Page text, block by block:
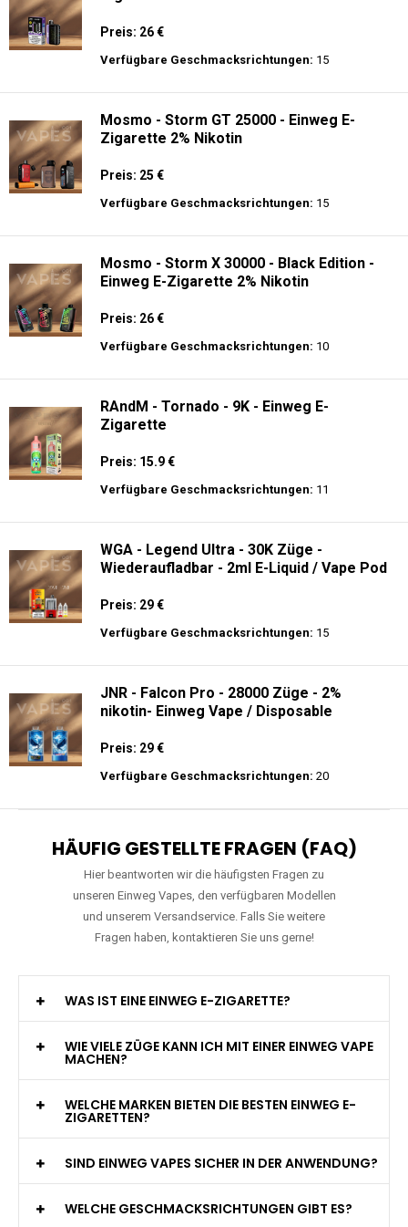
Preis: 26 €
Verfügbare Geschmacksrichtungen: 15
Mosmo - Storm GT 25000 - Einweg E-
Zigarette 2% Nikotin
Preis: 25 €
Verfügbare Geschmacksrichtungen: 15
Mosmo - Storm X 30000 - Black Edition -
Einweg E-Zigarette 2% Nikotin
Preis: 26 €
Verfügbare Geschmacksrichtungen: 10
RAndM - Tornado - 9K - Einweg E-
Zigarette
Preis: 15.9 €
Verfügbare Geschmacksrichtungen: 11
WGA - Legend Ultra - 30K Züge -
Wiederaufladbar - 2ml E-Liquid / Vape Pod
Preis: 29 €
Verfügbare Geschmacksrichtungen: 15
JNR - Falcon Pro - 28000 Züge - 2%
nikotin- Einweg Vape / Disposable
Preis: 29 €
Verfügbare Geschmacksrichtungen: 20
HÄUFIG GESTELLTE FRAGEN (FAQ)
Hier beantworten wir die häufigsten Fragen zu
unseren Einweg Vapes, den verfügbaren Modellen
und unserem Versandservice. Falls Sie weitere
Fragen haben, kontaktieren Sie uns gerne!
WAS IST EINE EINWEG E-ZIGARETTE?
WIE VIELE ZÜGE KANN ICH MIT EINER EINWEG VAPE
MACHEN?
WELCHE MARKEN BIETEN DIE BESTEN EINWEG E-
ZIGARETTEN?
SIND EINWEG VAPES SICHER IN DER ANWENDUNG?
WELCHE GESCHMACKSRICHTUNGEN GIBT ES?